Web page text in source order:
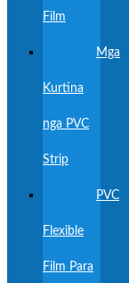
Film
Mga
Kurtina
nga PVC
Strip
PVC
Flexible
Film Para